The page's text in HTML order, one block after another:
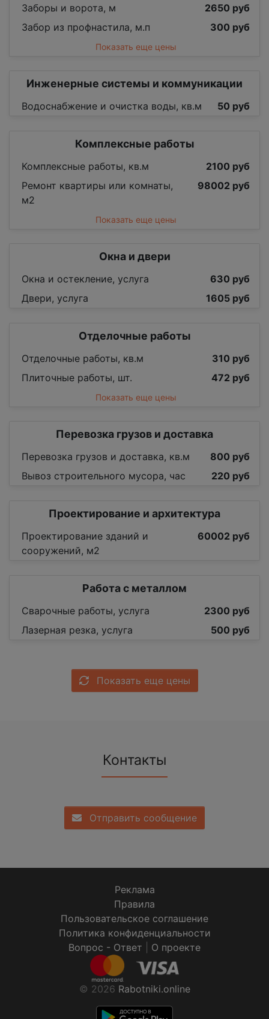
Заборы и ворота, м
2650 руб
Забор из профнастила, м.п
300 руб
Показать еще цены
Инженерные системы и коммуникации
Водоснабжение и очистка воды, кв.м 50 руб
Комплексные работы
Комплексные работы, кв.м
2100 руб
Ремонт квартиры или комнаты,
м2
98002 руб
Показать еще цены
Окна и двери
Окна и остекление, услуга
630 руб
Двери, услуга
1605 руб
Отделочные работы
Отделочные работы, кв.м
310 руб
Плиточные работы, шт.
472 руб
Показать еще цены
Перевозка грузов и доставка
Перевозка грузов и доставка, кв.м
800 руб
Вывоз строительного мусора, час
220 руб
Проектирование и архитектура
Проектирование зданий и
сооружений, м2
60002 руб
Работа с металлом
Сварочные работы, услуга
2300 руб
Лазерная резка, услуга
500 руб
Показать еще цены
Контакты
Отправить сообщение
Реклама
Правила
Пользовательское соглашение
Политика конфиденциальности
Вопрос - Ответ
О проекте
© 2026 Rabotniki.online